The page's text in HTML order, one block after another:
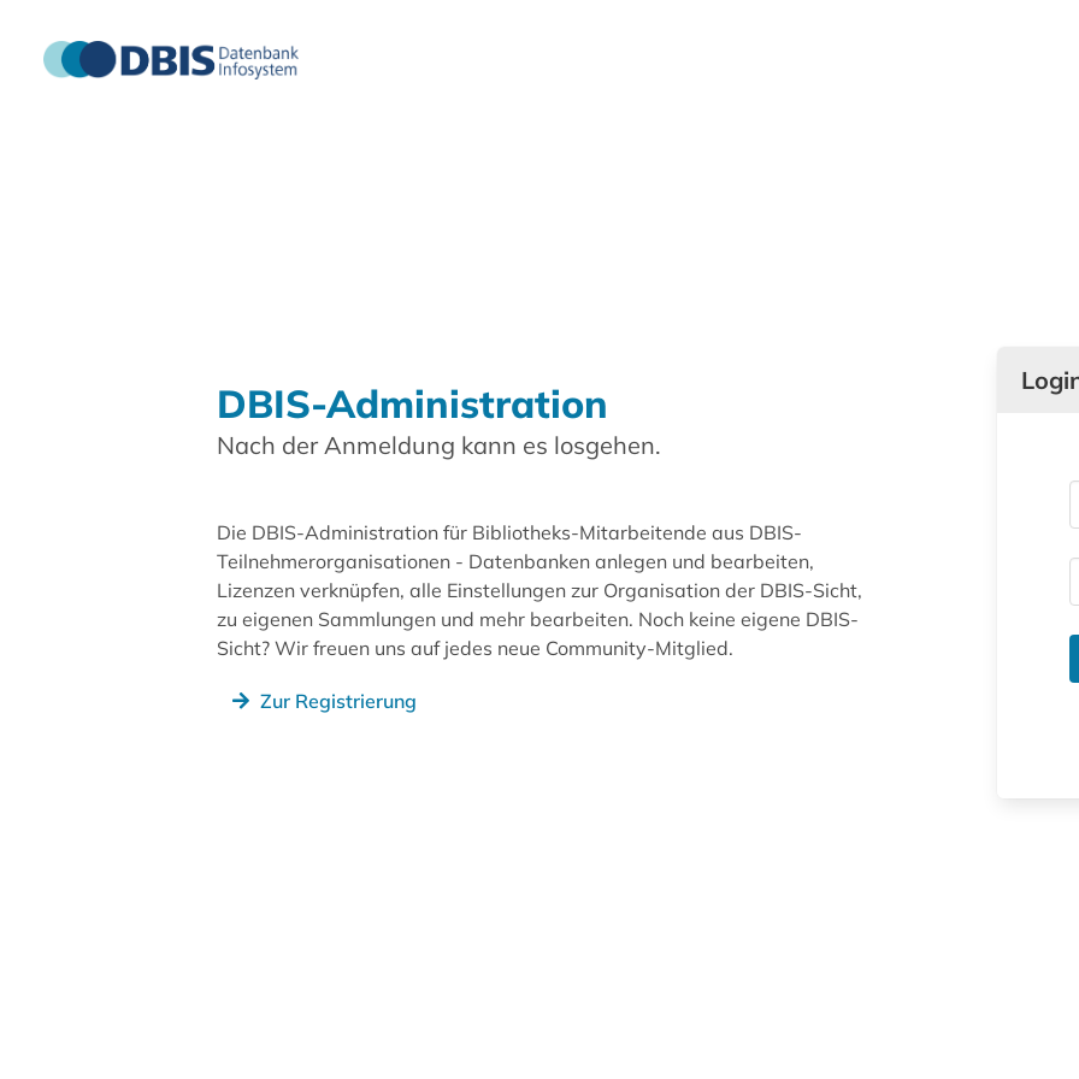
DBIS-Administration
Nach der Anmeldung kann es losgehen.
Die DBIS-Administration für Bibliotheks-Mitarbeitende aus DBIS-
Teilnehmerorganisationen - Datenbanken anlegen und bearbeiten,
Lizenzen verknüpfen, alle Einstellungen zur Organisation der DBIS-Sicht,
zu eigenen Sammlungen und mehr bearbeiten. Noch keine eigene DBIS-
Sicht? Wir freuen uns auf jedes neue Community-Mitglied.
Zur Registrierung